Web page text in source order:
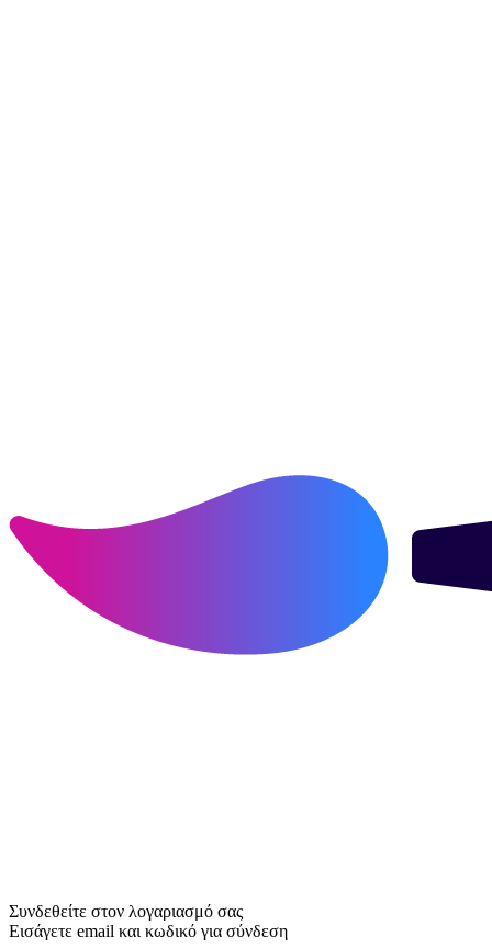
Συνδεθείτε στον λογαριασμό σας
Εισάγετε email και κωδικό για σύνδεση